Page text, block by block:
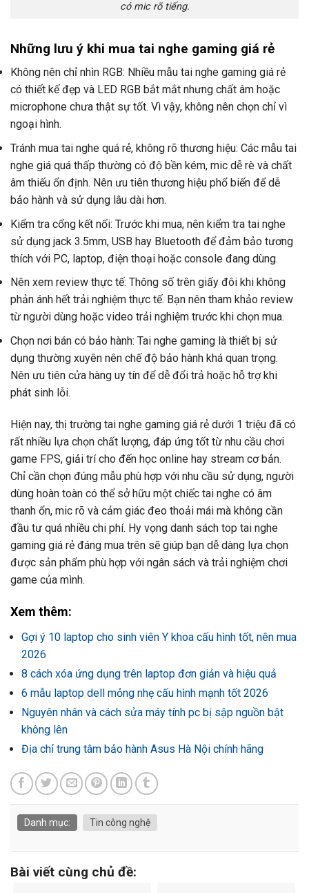
có mic rõ tiếng.
Những lưu ý khi mua tai nghe gaming giá rẻ
Không nên chỉ nhìn RGB: Nhiều mẫu tai nghe gaming giá rẻ
có thiết kế đẹp và LED RGB bắt mắt nhưng chất âm hoặc
microphone chưa thật sự tốt. Vì vậy, không nên chọn chỉ vì
ngoại hình.
Tránh mua tai nghe quá rẻ, không rõ thương hiệu: Các mẫu tai
nghe giá quá thấp thường có độ bền kém, mic dễ rè và chất
âm thiếu ổn định. Nên ưu tiên thương hiệu phổ biến để dễ
bảo hành và sử dụng lâu dài hơn.
Kiểm tra cổng kết nối: Trước khi mua, nên kiểm tra tai nghe
sử dụng jack 3.5mm, USB hay Bluetooth để đảm bảo tương
thích với PC, laptop, điện thoại hoặc console đang dùng.
Nên xem review thực tế: Thông số trên giấy đôi khi không
phản ánh hết trải nghiệm thực tế. Bạn nên tham khảo review
từ người dùng hoặc video trải nghiệm trước khi chọn mua.
Chọn nơi bán có bảo hành: Tai nghe gaming là thiết bị sử
dụng thường xuyên nên chế độ bảo hành khá quan trọng.
Nên ưu tiên cửa hàng uy tín để dễ đổi trả hoặc hỗ trợ khi
phát sinh lỗi.
Hiện nay, thị trường tai nghe gaming giá rẻ dưới 1 triệu đã có
rất nhiều lựa chọn chất lượng, đáp ứng tốt từ nhu cầu chơi
game FPS, giải trí cho đến học online hay stream cơ bản.
Chỉ cần chọn đúng mẫu phù hợp với nhu cầu sử dụng, người
dùng hoàn toàn có thể sở hữu một chiếc tai nghe có âm
thanh ổn, mic rõ và cảm giác đeo thoải mái mà không cần
đầu tư quá nhiều chi phí. Hy vọng danh sách top tai nghe
gaming giá rẻ đáng mua trên sẽ giúp bạn dễ dàng lựa chọn
được sản phẩm phù hợp với ngân sách và trải nghiệm chơi
game của mình.
Xem thêm:
Gợi ý 10 laptop cho sinh viên Y khoa cấu hình tốt, nên mua
2026
8 cách xóa ứng dụng trên laptop đơn giản và hiệu quả
6 mẫu laptop dell mỏng nhẹ cấu hình mạnh tốt 2026
Nguyên nhân và cách sửa máy tính pc bị sập nguồn bật
không lên
Địa chỉ trung tâm bảo hành Asus Hà Nội chính hãng
Danh mục: Tin công nghệ
Bài viết cùng chủ đề: